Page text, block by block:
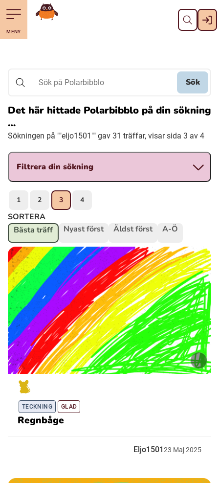
Till navigering av sidans innehåll
Hoppa till sidans huvudinnehåll Stäng
Åarjelsaemiengïele (Sydsamiska)
Davvisámegiella (Nordsamiska)
Bidumsámegiella (Pitesamiska)
Ubmejesámiengiälla (Umesamiska)
Kaale (Romska)
Arli (Romska)
Resanderomani (Romska)
Kelderash (Romska)
MENY
Gå till startsidan
Sök på Polarbibblo
Sök
Det här hittade Polarbibblo på din sökning
…
Sökningen på ""eljo1501"" gav 31 träffar, visar sida 3 av 4
Filtrera din sökning
1 2 3 4
SORTERA
Bästa träff
Nyast först Äldst först A-Ö
TECKNING GLAD
Regnbåge
Eljo150123 Maj2025